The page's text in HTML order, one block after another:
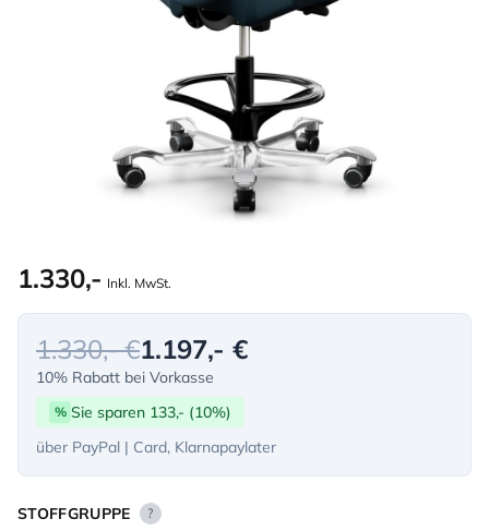
1.330,- Inkl. MwSt.
1.330,- €1.197,- €
10% Rabatt bei Vorkasse
% Sie sparen 133,- (10%)
über PayPal | Card, Klarnapaylater
STOFFGRUPPE ?